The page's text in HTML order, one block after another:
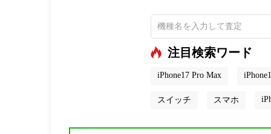
注目検索ワード
iPhone17 Pro Max
スイッチ スマホ